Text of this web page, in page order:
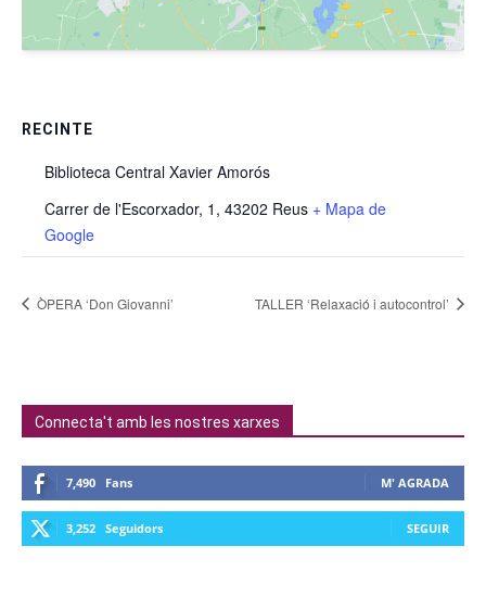
RECINTE
Biblioteca Central Xavier Amorós
Carrer de l'Escorxador, 1, 43202 Reus + Mapa de
Google
ÒPERA ‘Don Giovanni’ TALLER ‘Relaxació i autocontrol’
Connecta't amb les nostres xarxes
7,490 Fans M' AGRADA
3,252 Seguidors SEGUIR